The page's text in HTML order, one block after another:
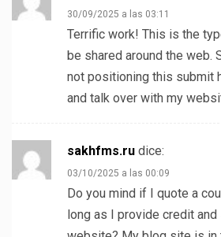
30/09/2025 a las 03:11
Terrific work! This is the
be shared around the web.
not positioning this submit
and talk over with my
sakhfms.ru dice:
03/10/2025 a las 00:09
Do you mind if I quote a
long as I provide credit